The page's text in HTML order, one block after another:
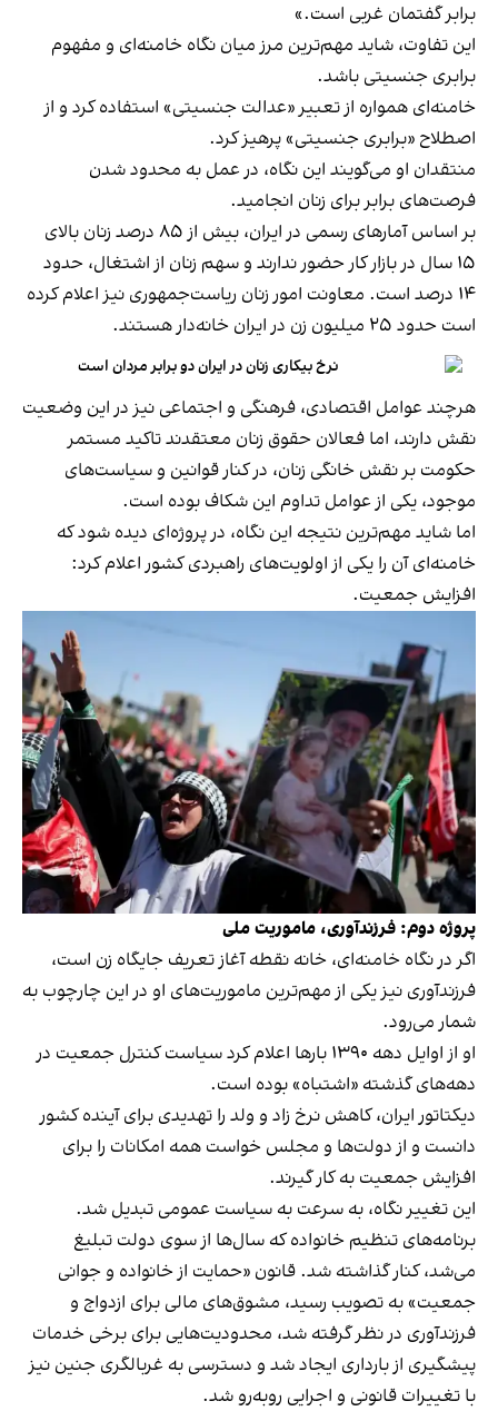
برابر گفتمان غربی است.»
این تفاوت، شاید مهم‌ترین مرز میان نگاه خامنه‌ای و مفهوم
برابری جنسیتی باشد.
خامنه‌ای همواره از تعبیر «عدالت جنسیتی» استفاده کرد و از
اصطلاح «برابری جنسیتی» پرهیز کرد.
منتقدان او می‌گویند این نگاه، در عمل به محدود شدن
فرصت‌های برابر برای زنان انجامید.
بر اساس آمارهای رسمی در ایران، بیش از ۸۵ درصد زنان بالای
۱۵ سال در بازار کار حضور ندارند و سهم زنان از اشتغال، حدود
۱۴ درصد است. معاونت امور زنان ریاست‌جمهوری نیز اعلام کرده
است حدود ۲۵ میلیون زن در ایران خانه‌دار هستند.
نرخ بیکاری زنان در ایران دو برابر مردان است
هرچند عوامل اقتصادی، فرهنگی و اجتماعی نیز در این وضعیت
نقش دارند، اما فعالان حقوق زنان معتقدند تاکید مستمر
حکومت بر نقش خانگی زنان، در کنار قوانین و سیاست‌های
موجود، یکی از عوامل تداوم این شکاف بوده است.
اما شاید مهم‌ترین نتیجه این نگاه، در پروژه‌ای دیده شود که
خامنه‌ای آن را یکی از اولویت‌های راهبردی کشور اعلام کرد:
افزایش جمعیت.
پروژه دوم: فرزندآوری، ماموریت ملی
اگر در نگاه خامنه‌ای، خانه نقطه آغاز تعریف جایگاه زن است،
فرزندآوری نیز یکی از مهم‌ترین ماموریت‌های او در این چارچوب به
شمار می‌رود.
او از اوایل دهه ۱۳۹۰ بارها اعلام کرد سیاست کنترل جمعیت در
دهه‌های گذشته «اشتباه» بوده است.
دیکتاتور ایران، کاهش نرخ زاد و ولد را تهدیدی برای آینده کشور
دانست و از دولت‌ها و مجلس خواست همه امکانات را برای
افزایش جمعیت به کار گیرند.
این تغییر نگاه، به سرعت به سیاست عمومی تبدیل شد.
برنامه‌های تنظیم خانواده که سال‌ها از سوی دولت تبلیغ
می‌شد، کنار گذاشته شد. قانون «حمایت از خانواده و جوانی
جمعیت» به تصویب رسید، مشوق‌های مالی برای ازدواج و
فرزندآوری در نظر گرفته شد، محدودیت‌هایی برای برخی خدمات
پیشگیری از بارداری ایجاد شد و دسترسی به غربالگری جنین نیز
با تغییرات قانونی و اجرایی روبه‌رو شد.